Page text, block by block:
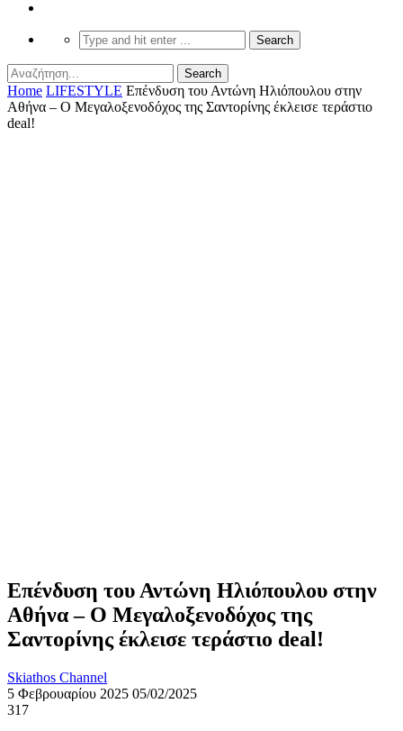
Home LIFESTYLE Επένδυση του Αντώνη Ηλιόπουλου στην
Αθήνα – Ο Μεγαλοξενοδόχος της Σαντορίνης έκλεισε τεράστιο
deal!
Επένδυση του Αντώνη Ηλιόπουλου στην
Αθήνα – Ο Μεγαλοξενοδόχος της
Σαντορίνης έκλεισε τεράστιο deal!
Skiathos Channel
5 Φεβρουαρίου 2025 05/02/2025
317